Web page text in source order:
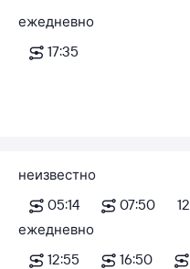
ежедневно
17:35
неизвестно
05:14
07:50
ежедневно
12:55
16:50